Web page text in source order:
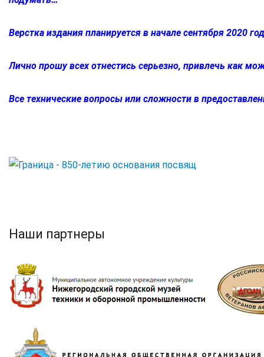
Верстка издания планируется в начале сентября 2020
Лично прошу всех отнестись серьезно, привлечь как
Все технические вопросы или сложности в
Наши партнеры